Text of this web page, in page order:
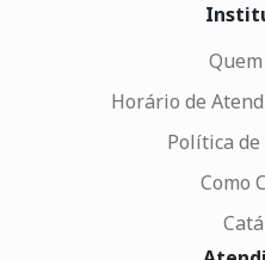
Horário de
Política
Como